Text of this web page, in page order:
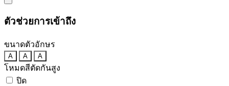
ตัวช่วยการเข้าถึง
ขนาดตัวอักษร
A A A
โหมดสีตัดกันสูง
ปิด